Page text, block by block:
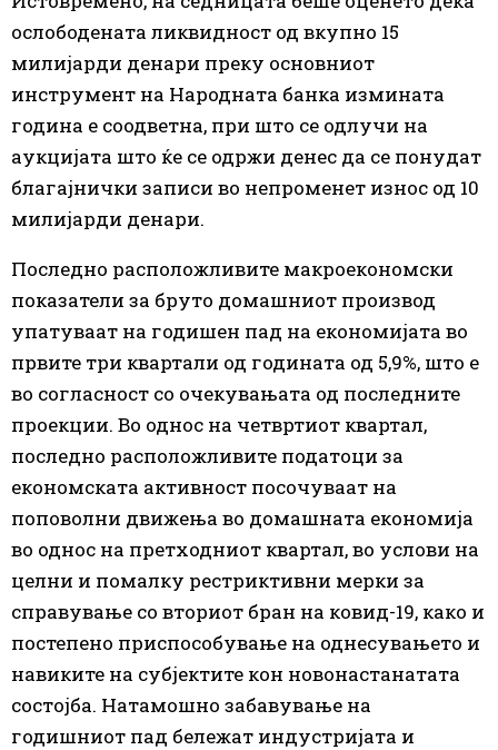
ослободената ликвидност од вкупно 15
милијарди денари преку основниот
инструмент на Народната банка измината
година е соодветна, при што се одлучи на
аукцијата што ќе се одржи денес да се понудат
благајнички записи во непроменет износ од 10
милијарди денари.
Последно расположливите макроекономски
показатели за бруто домашниот производ
упатуваат на годишен пад на економијата во
првите три квартали од годината од 5,9%, што е
во согласност со очекувањата од последните
проекции. Во однос на четвртиот квартал,
последно расположливите податоци за
економската активност посочуваат на
поповолни движења во домашната економија
во однос на претходниот квартал, во услови на
целни и помалку рестриктивни мерки за
справување со вториот бран на ковид-19, како и
постепено приспособување на однесувањето и
навиките на субјектите кон новонастанатата
состојба. Натамошно забавување на
годишниот пад бележат индустријата и